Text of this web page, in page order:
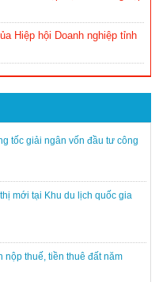
Hiệp hội Doanh nghiệp tỉnh
tốc giải ngân vốn đầu tư công
mới tại Khu du lịch quốc gia
thuế, tiền thuê đất năm